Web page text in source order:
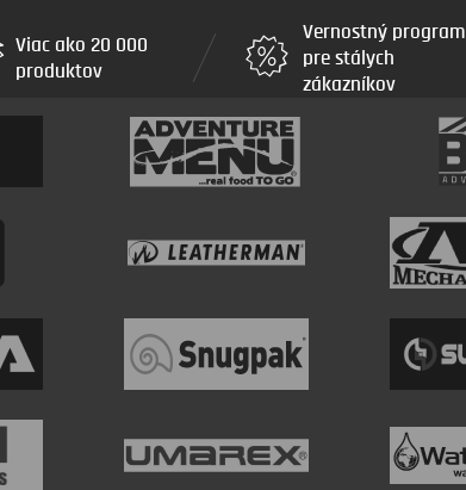
Viac ako 20 000
produktov
Vernostný program
pre stálych
zákazníkov